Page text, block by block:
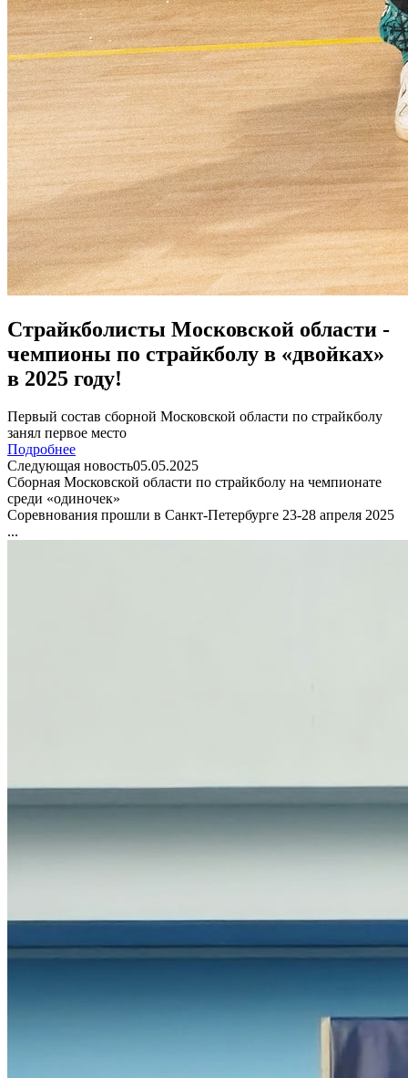
Страйкболисты Московской области -
чемпионы по страйкболу в «двойках»
в 2025 году!
Первый состав сборной Московской области по страйкболу
занял первое место
Подробнее
Следующая новость05.05.2025
Сборная Московской области по страйкболу на чемпионате
среди «одиночек»
Соревнования прошли в Санкт-Петербурге 23-28 апреля 2025
...